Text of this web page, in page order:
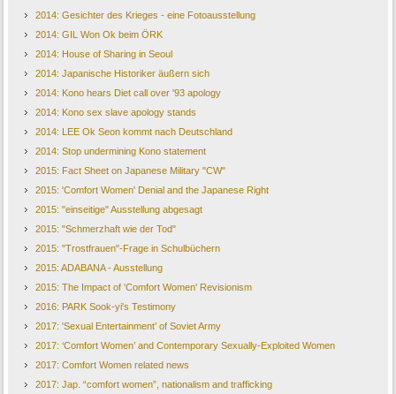
2014: Gesichter des Krieges - eine Fotoausstellung
2014: GIL Won Ok beim ÖRK
2014: House of Sharing in Seoul
2014: Japanische Historiker äußern sich
2014: Kono hears Diet call over '93 apology
2014: Kono sex slave apology stands
2014: LEE Ok Seon kommt nach Deutschland
2014: Stop undermining Kono statement
2015: Fact Sheet on Japanese Military "CW"
2015: 'Comfort Women' Denial and the Japanese Right
2015: "einseitige" Ausstellung abgesagt
2015: "Schmerzhaft wie der Tod"
2015: "Trostfrauen"-Frage in Schulbüchern
2015: ADABANA - Ausstellung
2015: The Impact of 'Comfort Women' Revisionism
2016: PARK Sook-yi's Testimony
2017: 'Sexual Entertainment’ of Soviet Army
2017: ‘Comfort Women’ and Contemporary Sexually-Exploited Women
2017: Comfort Women related news
2017: Jap. “comfort women”, nationalism and trafficking